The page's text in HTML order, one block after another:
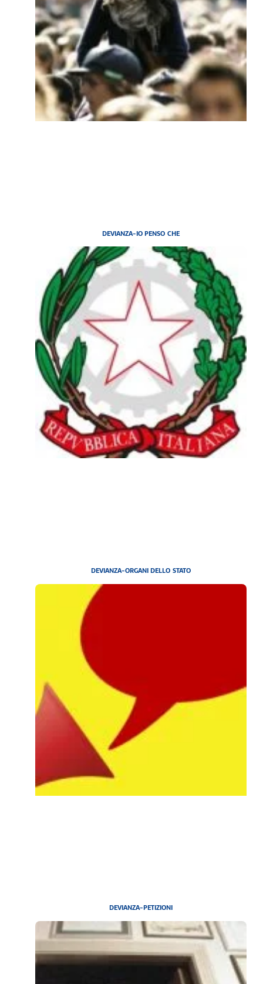
DEVIANZA-IO PENSO CHE
DEVIANZA-ORGANI DELLO STATO
DEVIANZA-PETIZIONI